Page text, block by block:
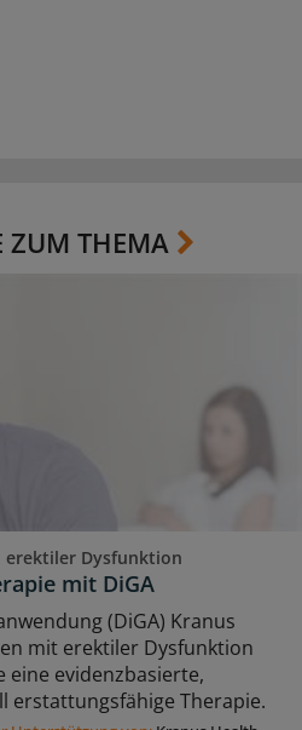
ZUM THEMA
erektiler Dysfunktion
mit DiGA
(DiGA) Kranus
mit erektiler Dysfunktion
eine evidenzbasierte,
erstattungsfähige Therapie.